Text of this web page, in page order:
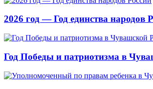
2026 год — Год единства народов
Год Победы и патриотизма в